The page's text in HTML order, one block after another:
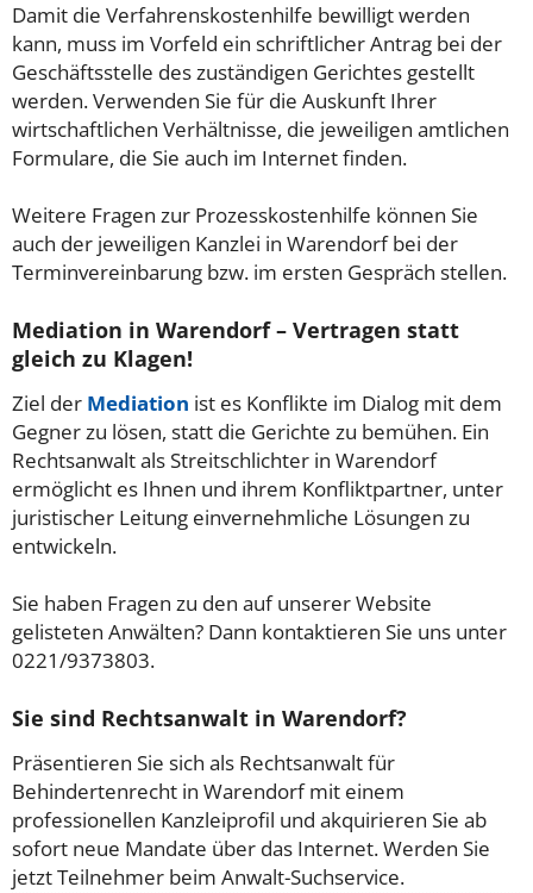
Damit die Verfahrenskostenhilfe bewilligt werden
kann, muss im Vorfeld ein schriftlicher Antrag bei der
Geschäftsstelle des zuständigen Gerichtes gestellt
werden. Verwenden Sie für die Auskunft Ihrer
wirtschaftlichen Verhältnisse, die jeweiligen amtlichen
Formulare, die Sie auch im Internet finden.
Weitere Fragen zur Prozesskostenhilfe können Sie
auch der jeweiligen Kanzlei in Warendorf bei der
Terminvereinbarung bzw. im ersten Gespräch stellen.
Mediation in Warendorf – Vertragen statt
gleich zu Klagen!
Ziel der Mediation ist es Konflikte im Dialog mit dem
Gegner zu lösen, statt die Gerichte zu bemühen. Ein
Rechtsanwalt als Streitschlichter in Warendorf
ermöglicht es Ihnen und ihrem Konfliktpartner, unter
juristischer Leitung einvernehmliche Lösungen zu
entwickeln.
Sie haben Fragen zu den auf unserer Website
gelisteten Anwälten? Dann kontaktieren Sie uns unter
0221/9373803.
Sie sind Rechtsanwalt in Warendorf?
Präsentieren Sie sich als Rechtsanwalt für
Behindertenrecht in Warendorf mit einem
professionellen Kanzleiprofil und akquirieren Sie ab
sofort neue Mandate über das Internet. Werden Sie
jetzt Teilnehmer beim Anwalt-Suchservice.